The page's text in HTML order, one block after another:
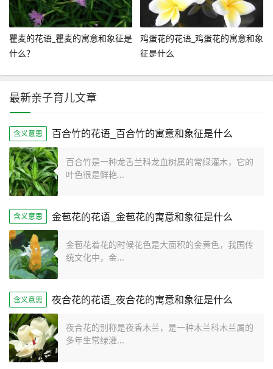
瞿麦的花语_瞿麦的寓意和象征是
什么？
鸡蛋花的花语_鸡蛋花的寓意和象
征是什么
最新亲子育儿文章
含义意思 百合竹的花语_百合竹的寓意和象征是什么
百合竹是一种龙舌兰科龙血树属的常绿灌木，它的
叶色很是鲜艳...
含义意思 金苞花的花语_金苞花的寓意和象征是什么
金苞花着花的时候花色是大面积的金黄色，我国传
统文化中，金...
含义意思 夜合花的花语_夜合花的寓意和象征是什么
夜合花的别称是夜香木兰，是一种木兰科木兰属的
多年生常绿灌...